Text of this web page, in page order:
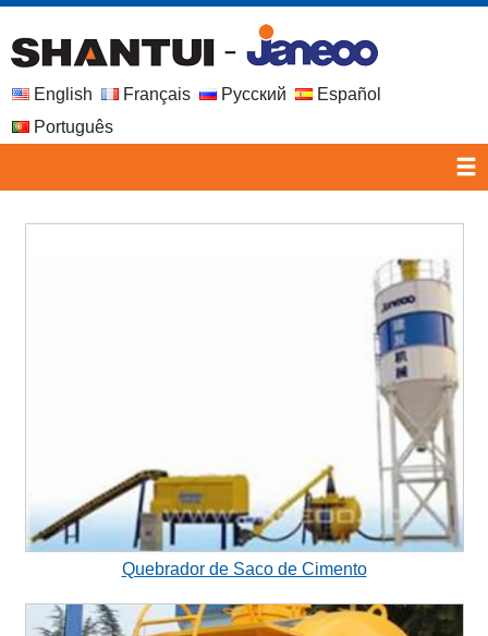
English Français Русский
Español
Português
Quebrador de Saco de Cimento